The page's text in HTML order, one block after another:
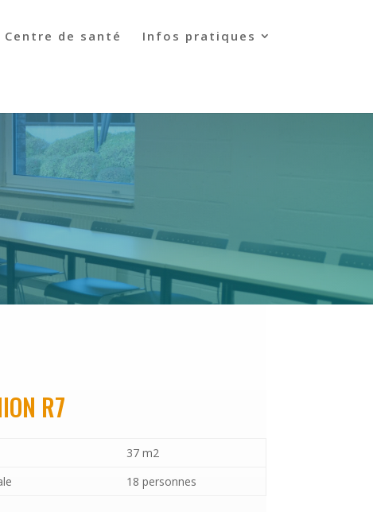
Centre de santé Infos pratiques
R7
37 m2
18 personnes